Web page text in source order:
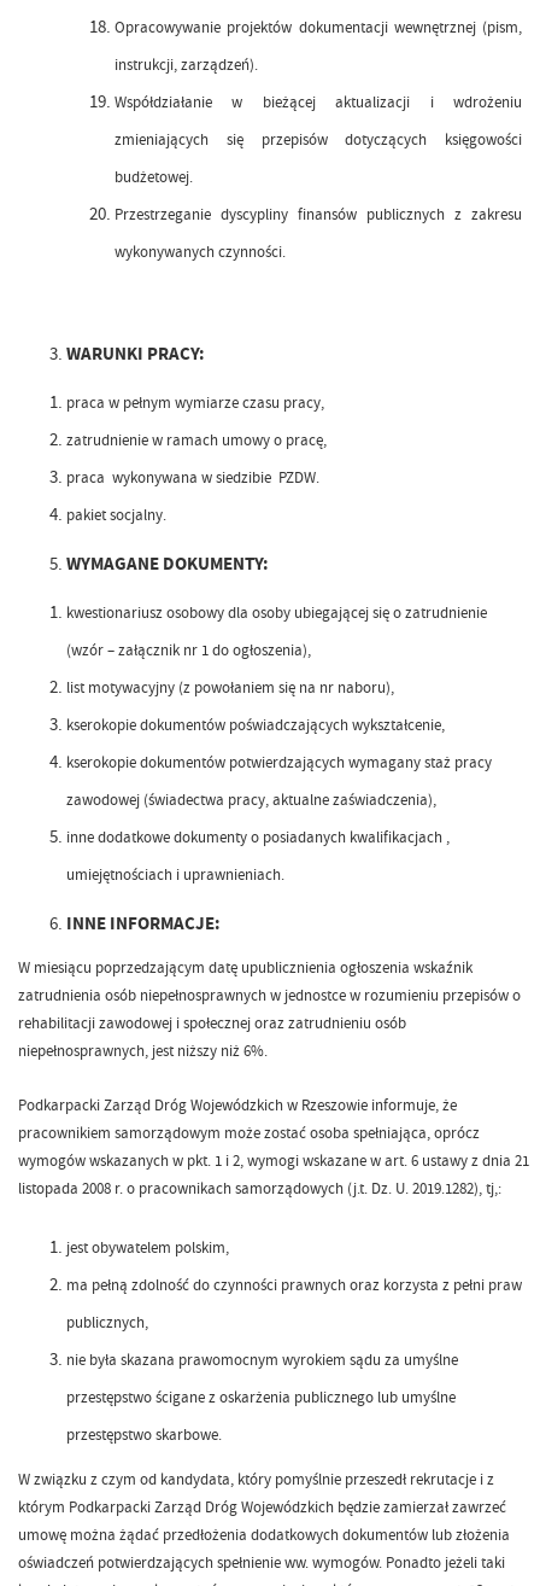
Opracowywanie projektów dokumentacji wewnętrznej (pism,
instrukcji, zarządzeń).
Współdziałanie w bieżącej aktualizacji i wdrożeniu
zmieniających się przepisów dotyczących księgowości
budżetowej.
Przestrzeganie dyscypliny finansów publicznych z zakresu
wykonywanych czynności.
WARUNKI PRACY:
praca w pełnym wymiarze czasu pracy,
zatrudnienie w ramach umowyo pracę,
praca wykonywana w siedzibie PZDW.
pakiet socjalny.
WYMAGANE DOKUMENTY:
kwestionariusz osobowy dla osoby ubiegającej się o zatrudnienie
(wzór – załącznik nr 1 do ogłoszenia),
list motywacyjny (z powołaniem się na nr naboru),
kserokopie dokumentów poświadczających wykształcenie,
kserokopie dokumentów potwierdzających wymagany staż pracy
zawodowej (świadectwa pracy, aktualne zaświadczenia),
inne dodatkowe dokumenty o posiadanych kwalifikacjach ,
umiejętnościach i uprawnieniach.
INNE INFORMACJE:
W miesiącu poprzedzającym datę upublicznienia ogłoszenia wskaźnik
zatrudnienia osób niepełnosprawnych w jednostce w rozumieniu przepisów o
rehabilitacji zawodowej i społecznej oraz zatrudnieniu osób
niepełnosprawnych, jest niższy niż 6%.
Podkarpacki Zarząd Dróg Wojewódzkich w Rzeszowie informuje, że
pracownikiem samorządowym może zostać osoba spełniająca, oprócz
wymogów wskazanych w pkt. 1 i 2, wymogi wskazane w art. 6 ustawy z dnia 21
listopada 2008 r. o pracownikach samorządowych (j.t. Dz. U. 2019.1282), tj,:
jest obywatelem polskim,
ma pełną zdolność do czynności prawnych oraz korzysta z pełni praw
publicznych,
nie była skazana prawomocnym wyrokiem sądu za umyślne
przestępstwo ścigane z oskarżenia publicznego lub umyślne
przestępstwo skarbowe.
W związku z czym od kandydata, który pomyślnie przeszedł rekrutacje i z
którym Podkarpacki Zarząd Dróg Wojewódzkich będzie zamierzał zawrzeć
umowę można żądać przedłożenia dodatkowych dokumentów lub złożenia
oświadczeń potwierdzających spełnienie ww. wymogów. Ponadto jeżeli taki